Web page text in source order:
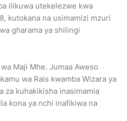
ilikuwa utekelezwe kwa
kutokana na usimamizi mzuri
gharama ya shilingi
Maji Mhe. Jumaa Aweso
wa Rais kwamba Wizara ya
za kuhakikisha inasimamia
kona ya nchi inafikiwa na